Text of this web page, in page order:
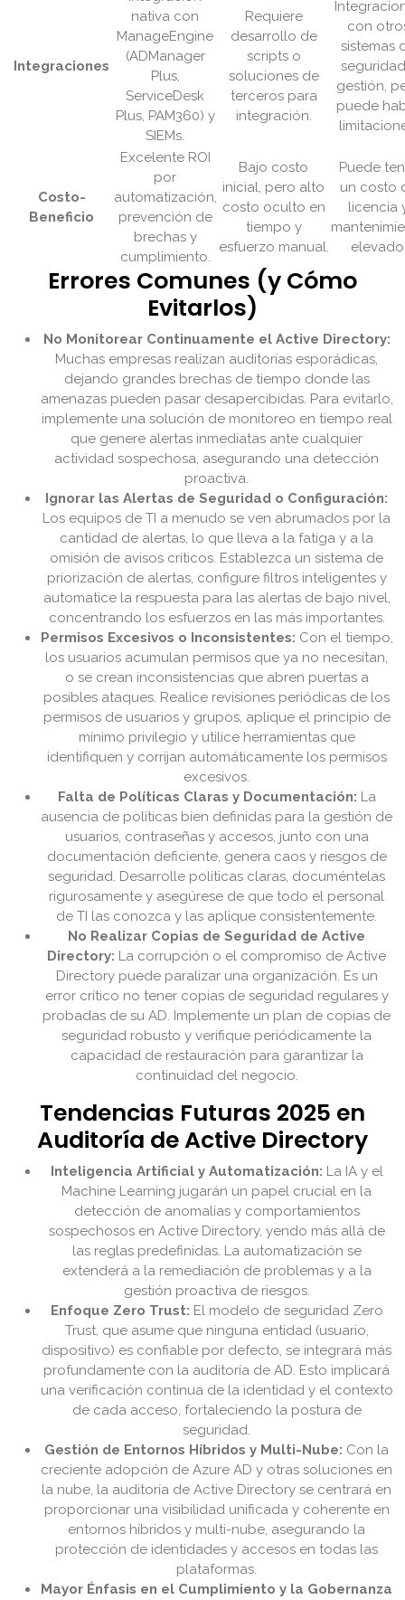
Integraciones
nativa con
ManageEngine
(ADManager
Plus,
ServiceDesk
Plus, PAM360) y
SIEMs.
Requiere
desarrollo de
scripts o
soluciones de
terceros para
integración.
con
sistemas
gestión,
puede
Costo-
Beneficio
Excelente ROI
por
automatización,
prevención de
brechas y
cumplimiento.
Bajo costo
inicial, pero alto
costo oculto en
tiempo y
esfuerzo manual.
Puede
un costo
licencia
Errores Comunes (y Cómo
Evitarlos)
No Monitorear Continuamente el Active Directory:
Muchas empresas realizan auditorías esporádicas,
dejando grandes brechas de tiempo donde las
amenazas pueden pasar desapercibidas. Para evitarlo,
implemente una solución de monitoreo en tiempo real
que genere alertas inmediatas ante cualquier
actividad sospechosa, asegurando una detección
proactiva.
Ignorar las Alertas de Seguridad o Configuración:
Los equipos de TI a menudo se ven abrumados por la
cantidad de alertas, lo que lleva a la fatiga y a la
omisión de avisos críticos. Establezca un sistema de
priorización de alertas, configure filtros inteligentes y
automatice la respuesta para las alertas de bajo nivel,
concentrando los esfuerzos en las más importantes.
Permisos Excesivos o Inconsistentes: Con el tiempo,
los usuarios acumulan permisos que ya no necesitan,
o se crean inconsistencias que abren puertas a
posibles ataques. Realice revisiones periódicas de los
permisos de usuarios y grupos, aplique el principio de
mínimo privilegio y utilice herramientas que
identifiquen y corrijan automáticamente los permisos
excesivos.
Falta de Políticas Claras y Documentación: La
ausencia de políticas bien definidas para la gestión de
usuarios, contraseñas y accesos, junto con una
documentación deficiente, genera caos y riesgos de
seguridad. Desarrolle políticas claras, documéntelas
rigurosamente y asegúrese de que todo el personal
de TI las conozca y las aplique consistentemente.
No Realizar Copias de Seguridad de Active
Directory: La corrupción o el compromiso de Active
Directory puede paralizar una organización. Es un
error crítico no tener copias de seguridad regulares y
probadas de su AD. Implemente un plan de copias de
seguridad robusto y verifique periódicamente la
capacidad de restauración para garantizar la
continuidad del negocio.
Tendencias Futuras 2025 en
Auditoría de Active Directory
Inteligencia Artificial y Automatización: La IA y el
Machine Learning jugarán un papel crucial en la
detección de anomalías y comportamientos
sospechosos en Active Directory, yendo más allá de
las reglas predefinidas. La automatización se
extenderá a la remediación de problemas y a la
gestión proactiva de riesgos.
Enfoque Zero Trust: El modelo de seguridad Zero
Trust, que asume que ninguna entidad (usuario,
dispositivo) es confiable por defecto, se integrará más
profundamente con la auditoría de AD. Esto implicará
una verificación continua de la identidad y el contexto
de cada acceso, fortaleciendo la postura de
seguridad.
Gestión de Entornos Híbridos y Multi-Nube: Con la
creciente adopción de Azure AD y otras soluciones en
la nube, la auditoría de Active Directory se centrará en
proporcionar una visibilidad unificada y coherente en
entornos híbridos y multi-nube, asegurando la
protección de identidades y accesos en todas las
plataformas.
Mayor Énfasis en el Cumplimiento y la Gobernanza